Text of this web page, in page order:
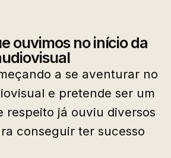
ouvimos no início da
a se aventurar no
e pretende ser um
respeito já ouviu diversos
conseguir ter sucesso